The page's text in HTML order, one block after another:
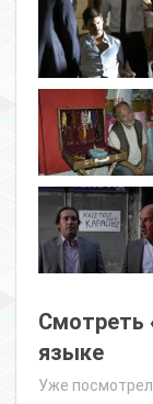
Смотреть
языке
Уже